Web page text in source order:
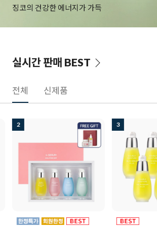
건강한 에너지가 가득
실시간 판매 BEST
전체 신제품
2 3